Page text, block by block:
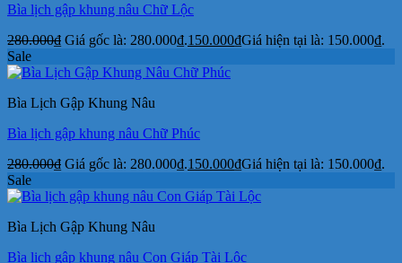
Bìa lịch gập khung nâu Chữ Lộc
280.000₫ Giá gốc là: 280.000₫.150.000₫Giá hiện tại là: 150.000₫.
Sale
Bìa Lịch Gập Khung Nâu
Bìa lịch gập khung nâu Chữ Phúc
280.000₫ Giá gốc là: 280.000₫.150.000₫Giá hiện tại là: 150.000₫.
Sale
Bìa Lịch Gập Khung Nâu
Bìa lịch gập khung nâu Con Giáp Tài Lộc